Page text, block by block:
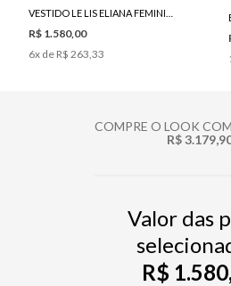
R$ 1.580,00
6x de R$ 263,33
COMPRE O LOOK
R$
Valor das
R$